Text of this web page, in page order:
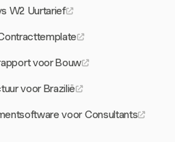
W2 Uurtarief
voor Bouw
voor Brazilië
voor Consultants